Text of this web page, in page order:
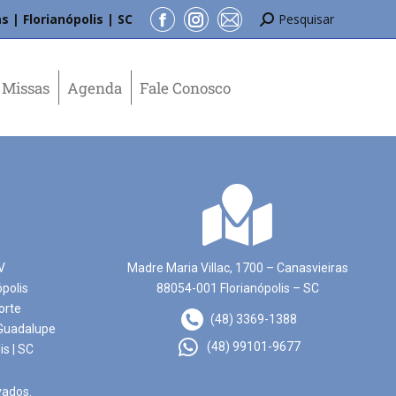
| Florianópolis | SC Pesquisar
Missas Agenda Fale Conosco
| SC
Madre Maria Villac, 1700 – Canasvieiras
88054-001 Florianópolis – SC
(48) 3369-1388
(48) 99101-9677